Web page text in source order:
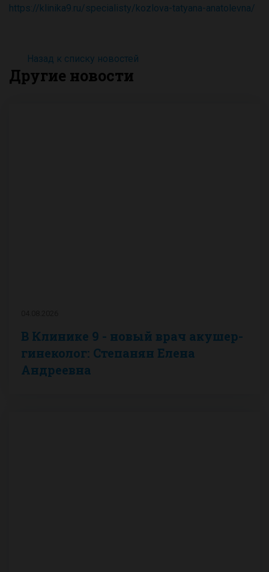
https://klinika9.ru/specialisty/kozlova-tatyana-anatolevna/
Назад к списку новостей
Другие новости
В Клинике 9 - новый врач акушер-
гинеколог: Степанян Елена
Андреевна